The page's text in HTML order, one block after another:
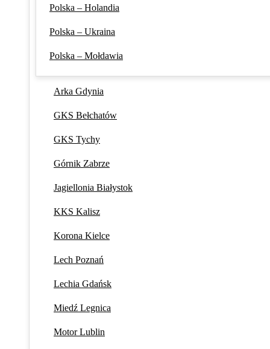
Polska – Holandia
Polska – Ukraina
Polska – Mołdawia
Arka Gdynia
GKS Bełchatów
GKS Tychy
Górnik Zabrze
Jagiellonia Białystok
KKS Kalisz
Korona Kielce
Lech Poznań
Lechia Gdańsk
Miedź Legnica
Motor Lublin